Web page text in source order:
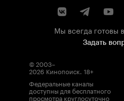
Мы всегда готовы
Задать
© 2003–
2026 Кинопоиск. 18+
Федеральные каналы
доступны для бесплатного
просмотра круглосуточно